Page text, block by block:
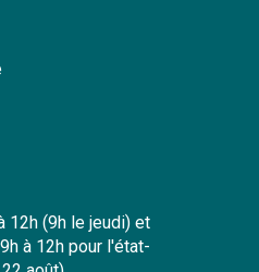
12h (9h le jeudi) et
à 12h pour l'état-